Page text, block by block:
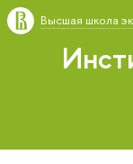
Высшая школа